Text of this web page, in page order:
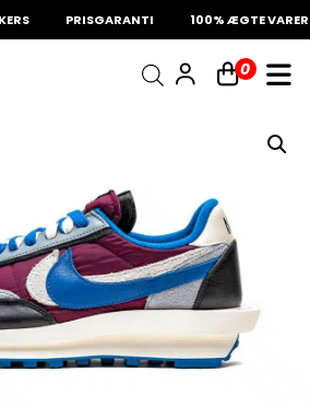
PRISGARANTI 100% ÆGTE VARER
0
60 dages returret